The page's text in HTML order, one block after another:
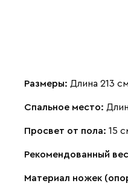
Размеры: Длина 213 см
Спальное место:
Просвет от пола: 15
Рекомендованный
Материал ножек